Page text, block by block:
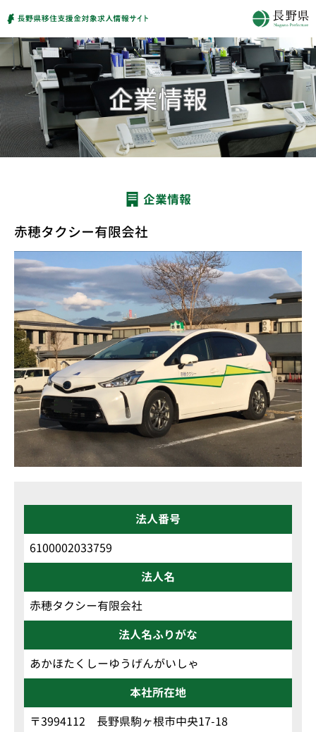
企業情報
赤穂タクシー有限会社
法人番号
6100002033759
法人名
赤穂タクシー有限会社
法人名ふりがな
あかほたくしーゆうげんがいしゃ
本社所在地
〒3994112 長野県駒ヶ根市中央17-18